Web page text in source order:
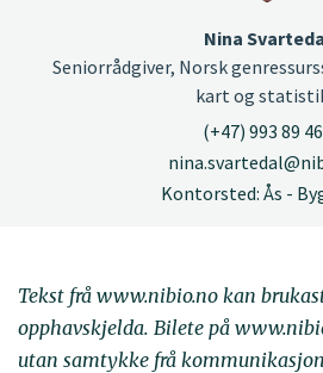
Nina
Seniorrådgiver, Norsk
kart og
(+47) 993 89
Kontorsted: Ås -
Tekst frå www.nibio.no kan
opphavskjelda. Bilete på
utan samtykke frå